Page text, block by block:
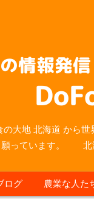
の大地 北海道 から
願っています。 北
ログ 農業な人た